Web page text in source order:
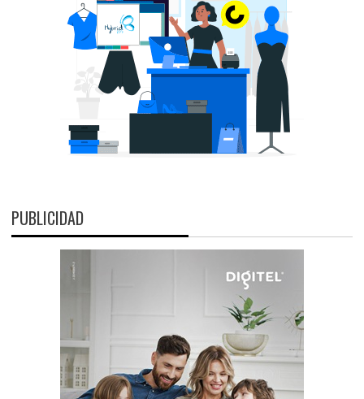
PUBLICIDAD